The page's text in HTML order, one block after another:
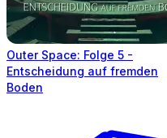
Outer Space: Folge 5 -
Entscheidung auf fremden
Boden